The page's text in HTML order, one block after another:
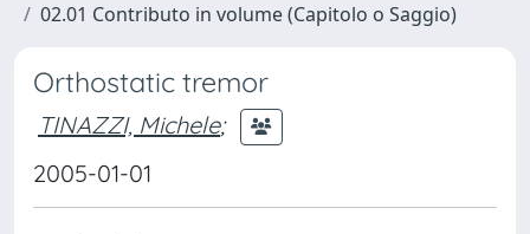
02.01 Contributo in volume (Capitolo o Saggio)
Orthostatic tremor
TINAZZI, Michele;
2005-01-01